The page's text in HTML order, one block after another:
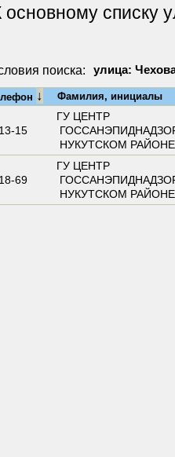
основному списку
поиска: улица:
↓ Фамилия, инициалы
15
ГУ ЦЕНТP
НУКУТСКОМ РАЙОНЕ
69
ГУ ЦЕНТP
НУКУТСКОМ РАЙОНЕ